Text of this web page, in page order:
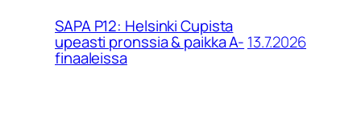
SAPA P12: Helsinki Cupista
upeasti pronssia & paikka A-
finaaleissa
13.7.2026